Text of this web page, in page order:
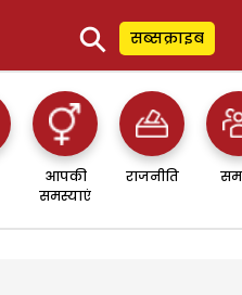
⚲ सब्सक्राइब
आपकी
समस्याएं
राजनीति